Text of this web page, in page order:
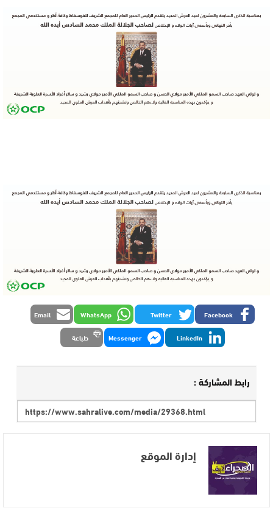
Facebook
Twitter
WhatsApp
Email
LinkedIn
Messenger طباعة
رابط المشاركة :
إدارة الموقع